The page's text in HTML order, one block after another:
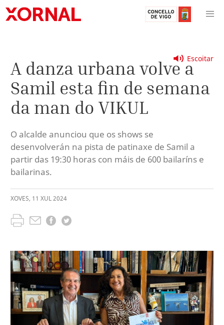
Escoitar
A danza urbana volve a
Samil esta fin de semana
da man do VIKUL
O alcalde anunciou que os shows se
desenvolverán na pista de patinaxe de Samil a
partir das 19:30 horas con máis de 600 bailaríns e
bailarinas.
XOVES, 11 XUL2024